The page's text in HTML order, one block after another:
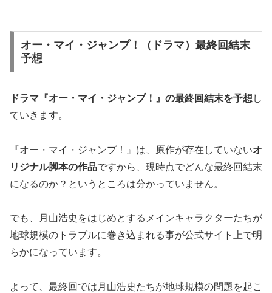
オー・マイ・ジャンプ！（ドラマ）最終回結末
予想
ドラマ『オー・マイ・ジャンプ！』の最終回結末を予想 し
ていきます。
『オー・マイ・ジャンプ！』は、原作が存在していないオ
リジナル脚本の作品ですから、現時点でどんな最終回結末
になるのか？というところは分かっていません。
でも、月山浩史をはじめとするメインキャラクターたちが
地球規模のトラブルに巻き込まれる事が公式サイト上で明
らかになっています。
よって、最終回では月山浩史たちが地球規模の問題を起こ